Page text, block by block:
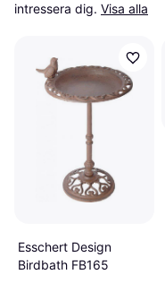
intressera dig. Visa alla
Esschert Design
Birdbath FB165